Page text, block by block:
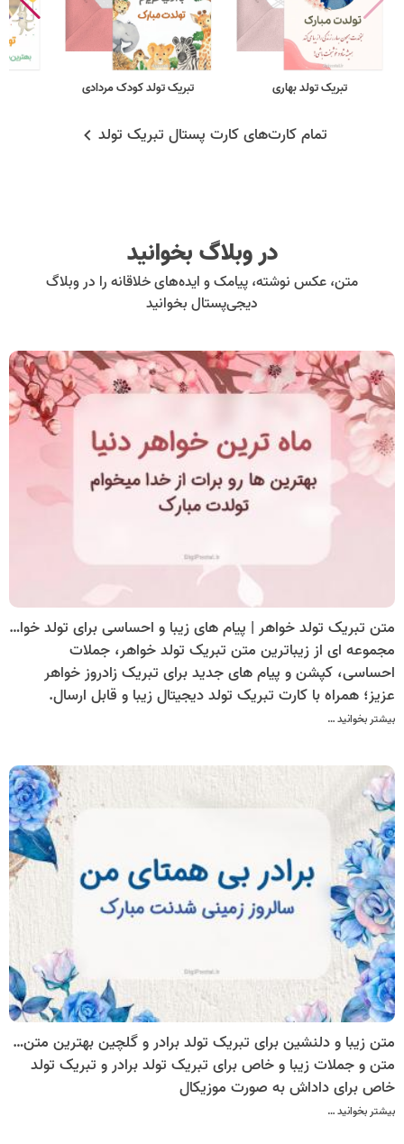
تبریک تولد بهاری تبریک تولد کودک مردادی
تمام کارت‌های کارت پستال تبریک تولد
در وبلاگ بخوانید
متن، عکس نوشته، پیامک و ایده‌های خلاقانه را در وبلاگ
دیجی‌پستال بخوانید
متن تبریک تولد خواهر | پیام های زیبا و احساسی برای تولد خواهر + کارت تبریک دیجیتال
مجموعه ای از زیباترین متن تبریک تولد خواهر، جملات
احساسی، کپشن و پیام های جدید برای تبریک زادروز خواهر
عزیز؛ همراه با کارت تبریک تولد دیجیتال زیبا و قابل ارسال.
بیشتر بخوانید …
متن زیبا و دلنشین برای تبریک تولد برادر و گلچین بهترین متن های تبریک تولد برادر
متن و جملات زیبا و خاص برای تبریک تولد برادر و تبریک تولد
خاص برای داداش به صورت موزیکال
بیشتر بخوانید …